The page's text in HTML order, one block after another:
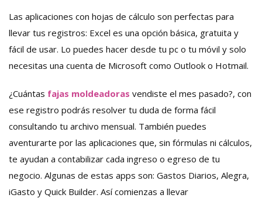
Las aplicaciones con hojas de cálculo son perfectas para
llevar tus registros: Excel es una opción básica, gratuita y
fácil de usar. Lo puedes hacer desde tu pc o tu móvil y solo
necesitas una cuenta de Microsoft como Outlook o Hotmail.
¿Cuántas fajas moldeadoras vendiste el mes pasado?, con
ese registro podrás resolver tu duda de forma fácil
consultando tu archivo mensual. También puedes
aventurarte por las aplicaciones que, sin fórmulas ni cálculos,
te ayudan a contabilizar cada ingreso o egreso de tu
negocio. Algunas de estas apps son: Gastos Diarios, Alegra,
iGasto y Quick Builder. Así comienzas a llevar